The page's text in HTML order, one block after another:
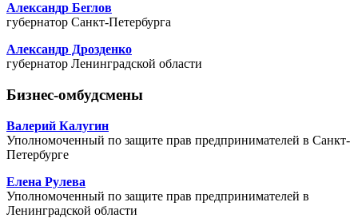
Александр Беглов
губернатор Санкт-Петербурга
Александр Дрозденко
губернатор Ленинградской области
Бизнес-омбудсмены
Валерий Калугин
Уполномоченный по защите прав предпринимателей в Санкт-
Петербурге
Елена Рулева
Уполномоченный по защите прав предпринимателей в
Ленинградской области